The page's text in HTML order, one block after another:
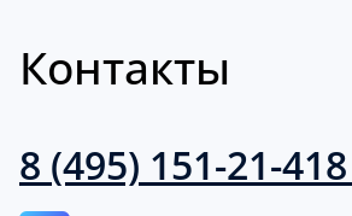
Контакты
8 (495) 151-21-41